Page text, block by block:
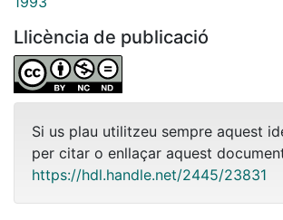
Llicència de publicació
Si us plau utilitzeu sempre aquest
per citar o enllaçar aquest
https://hdl.handle.net/2445/23831